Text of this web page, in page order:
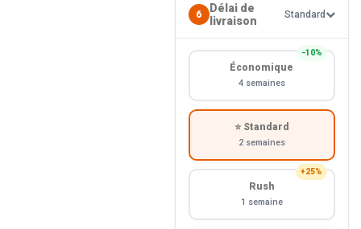
6
Délai de
livraison
Standard
−10%
Économique
4 semaines
⭐ Standard
2 semaines
+25%
Rush
1 semaine